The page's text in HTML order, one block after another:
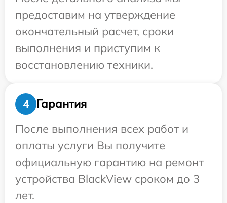
предоставим на утверждение
окончательный расчет, сроки
выполнения и приступим к
восстановлению техники.
4
Гарантия
После выполнения всех работ и
оплаты услуги Вы получите
официальную гарантию на ремонт
устройства BlackView сроком до 3
лет.